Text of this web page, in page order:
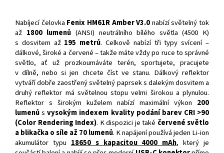
Nabíjecí čelovka Fenix HM61R Amber V3.0nabízí světelný tok
až 1800 lumenů (ANSI) neutrálního bílého světla (4500 K)
s dosvitem až 195 metrů. Celkově nabízí tři typy svícení –
dálkové, široké a červené – takže máte vždy po ruce to správné
světlo, ať už prozkoumáváte terén, sportujete, pracujete
v dílně, nebo si jen chcete číst ve stanu. Dálkový reflektor
vytváří dobře zaostřený světelný paprsek s dalekým dosvitem a
druhý reflektor má světelnou stopu velmi širokou a plynulou.
Reflektor s širokým kuželem nabízí maximální výkon 200
lumenůsvysokým indexem kvality podání barev CRI >90
(Color Rendering Index). K dispozici je také červené světlo
a blikačka o síle až 70 lumenů. K napájení používá jeden Li-ion
akumulátor typu18650 s kapacitou 4000 mAh, který je